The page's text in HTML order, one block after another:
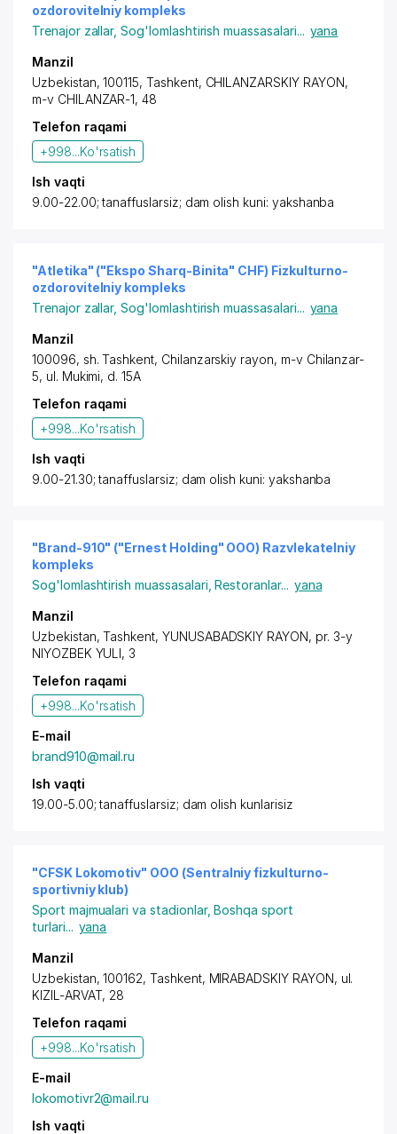
ozdorovitelniy kompleks
Trenajor zallar,Sog'lomlashtirish muassasalari... yana
Manzil
Uzbekistan, 100115, Tashkent, CHILANZARSKIY RAYON,
m-v CHILANZAR-1, 48
Telefon raqami
+998...Ko'rsatish
Ish vaqti
9.00-22.00; tanaffuslarsiz; dam olish kuni: yakshanba
"Atletika" ("Ekspo Sharq-Binita" CHF) Fizkulturno-
ozdorovitelniy kompleks
Trenajor zallar,Sog'lomlashtirish muassasalari... yana
Manzil
100096, sh. Tashkent, Chilanzarskiy rayon, m-v Chilanzar-
5, ul. Mukimi, d. 15A
Telefon raqami
+998...Ko'rsatish
Ish vaqti
9.00-21.30; tanaffuslarsiz; dam olish kuni: yakshanba
"Brand-910" ("Ernest Holding" OOO) Razvlekatelniy
kompleks
Sog'lomlashtirish muassasalari ,Restoranlar... yana
Manzil
Uzbekistan,Tashkent, YUNUSABADSKIY RAYON, pr. 3-y
NIYOZBEK YULI, 3
Telefon raqami
+998...Ko'rsatish
E-mail
brand910@mail.ru
Ish vaqti
19.00-5.00; tanaffuslarsiz; dam olish kunlarisiz
"CFSK Lokomotiv" OOO (Sentralniy fizkulturno-
sportivniy klub)
Sport majmualari va stadionlar,Boshqa sport
turlari... yana
Manzil
Uzbekistan, 100162, Tashkent, MIRABADSKIY RAYON, ul.
KIZIL-ARVAT, 28
Telefon raqami
+998...Ko'rsatish
E-mail
lokomotivr2@mail.ru
Ish vaqti